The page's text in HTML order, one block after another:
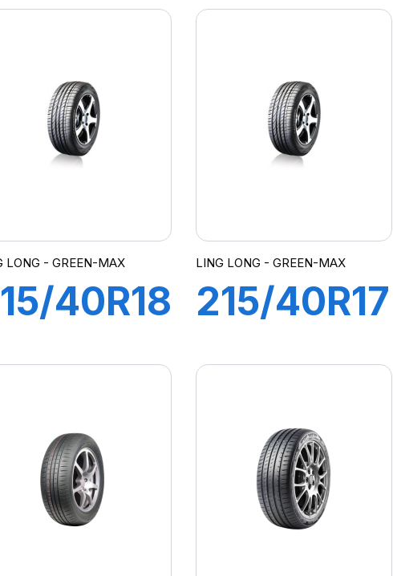
MAX
LONG - GREEN-MAX
40R18
LING LONG - GREEN-MAX
215/40R17
MAX